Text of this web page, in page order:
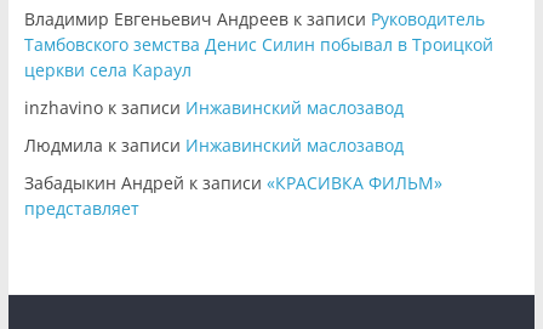
Владимир Евгеньевич Андреевк записи Руководитель
Тамбовского земства Денис Силин побывал в Троицкой
церкви села Караул
inzhavinoк записи Инжавинский маслозавод
Людмила к записи Инжавинский маслозавод
Забадыкин Андрей к записи «КРАСИВКА ФИЛЬМ»
представляет